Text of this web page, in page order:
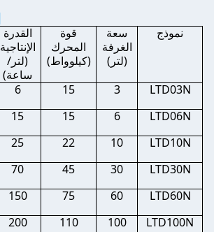
نموذج
سعة
الغرفة
(لتر)
قوة
المحرك
(كيلوواط)
القدرة
الإنتاجية
(لتر/
ساعة)
LTD03N
3
15
6
LTD06N
6
15
15
LTD10N
10
22
25
LTD30N
30
45
70
LTD60N
60
75
150
LTD100N
100
110
200